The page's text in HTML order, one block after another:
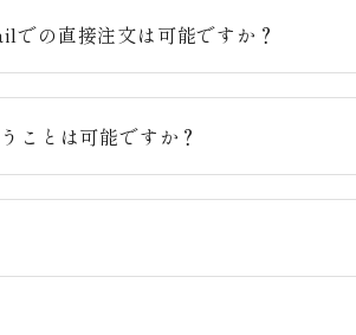
の直接注文は可能ですか？
ことは可能ですか？